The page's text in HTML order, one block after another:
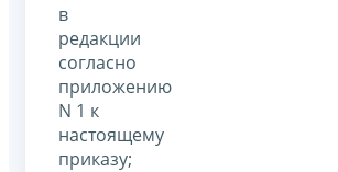
в
редакции
согласно
приложению
N 1 к
настоящему
приказу;